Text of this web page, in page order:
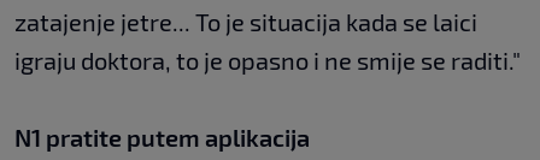
zatajenje jetre... To je situacija kada se laici
igraju doktora, to je opasno i ne smije se raditi."
N1 pratite putem aplikacija